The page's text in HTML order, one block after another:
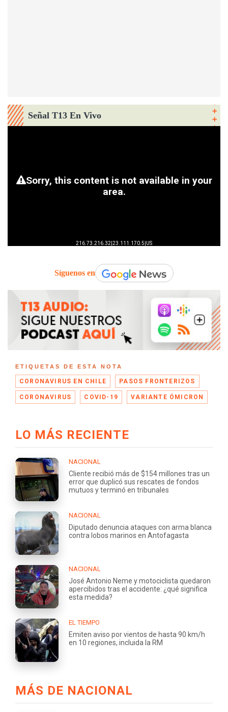
Señal T13 En Vivo
Síguenos en
ETIQUETAS DE ESTA NOTA
CORONAVIRUS EN CHILE PASOS FRONTERIZOS
CORONAVIRUS COVID-19 VARIANTE ÓMICRON
LO MÁS RECIENTE
NACIONAL
Cliente recibió más de $154 millones tras un
error que duplicó sus rescates de fondos
mutuos y terminó en tribunales
NACIONAL
Diputado denuncia ataques con arma blanca
contra lobos marinos en Antofagasta
NACIONAL
José Antonio Neme y motociclista quedaron
apercibidos tras el accidente: ¿qué significa
esta medida?
EL TIEMPO
Emiten aviso por vientos de hasta 90 km/h
en 10 regiones, incluida la RM
MÁS DE NACIONAL